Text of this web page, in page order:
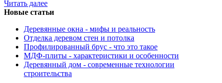
Читать далее
Новые статьи
Деревянные окна - мифы и реальность
Отделка деревом стен и потолка
Профилированный брус - что это такое
МДФ-плиты - характеристики и особенности
Деревянный дом - современные технологии
строительства